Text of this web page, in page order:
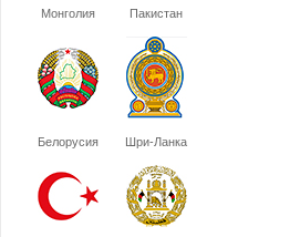
Монголия Пакистан
Белорусия Шри-Ланка